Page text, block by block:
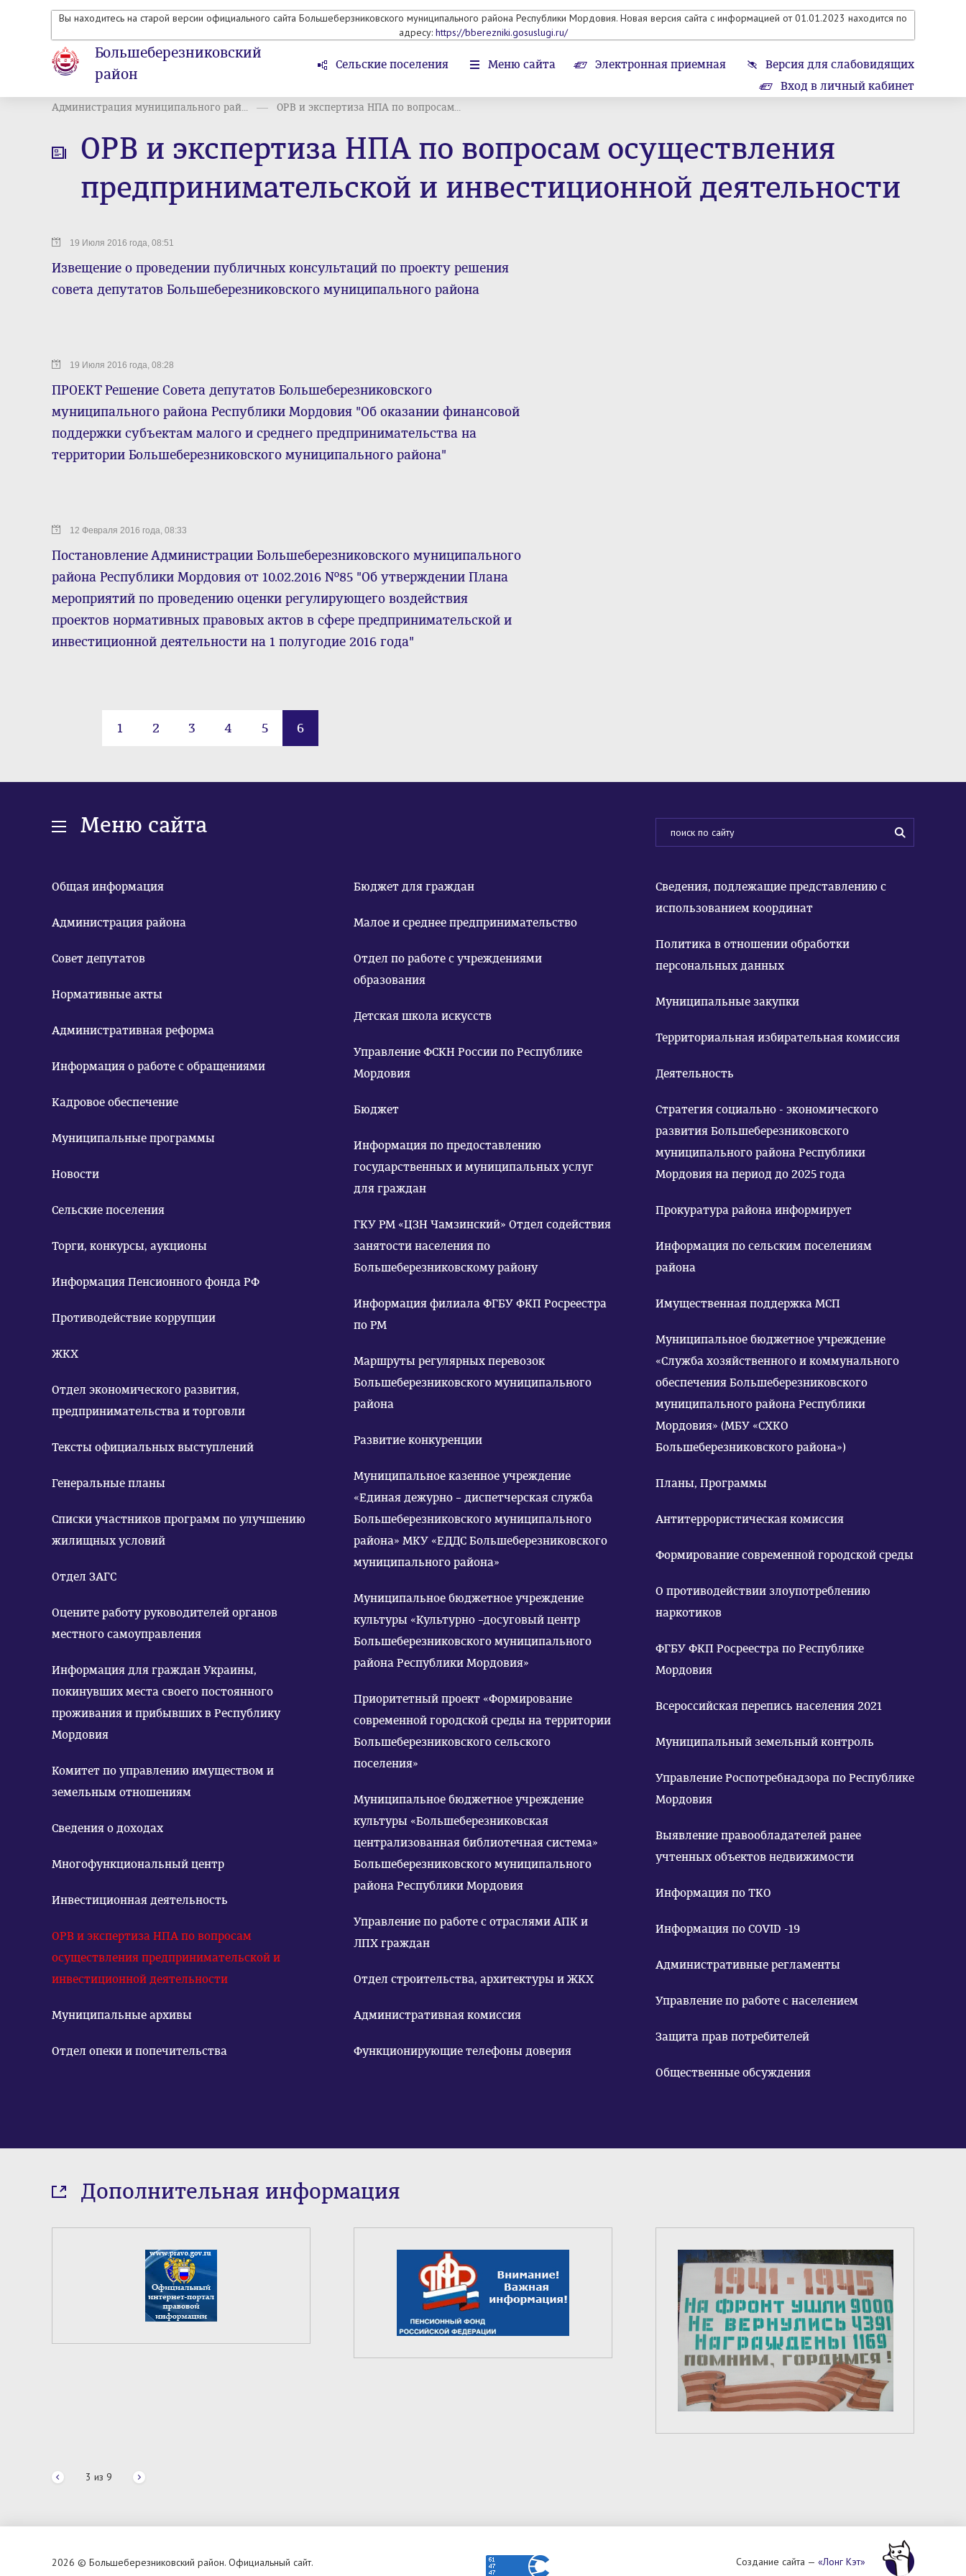
Вы находитесь на старой версии официального сайта Большеберзниковского муниципального района Республики Мордовия. Новая версия сайта с информацией от 01.01.2023 находится по
адресу: https://bberezniki.gosuslugi.ru/
Большеберезниковский
район
Сельские поселения Меню сайта Электронная приемная
Версия для слабовидящих
Вход в личный кабинет
Администрация муниципального рай... ОРВ и экспертиза НПА по вопросам...
ОРВ и экспертиза НПА по вопросам осуществления
предпринимательской и инвестиционной деятельности
19 Июля 2016 года, 08:51
Извещение о проведении публичных консультаций по проекту решения
совета депутатов Большеберезниковского муниципального района
19 Июля 2016 года, 08:28
ПРОЕКТ Решение Совета депутатов Большеберезниковского
муниципального района Республики Мордовия "Об оказании финансовой
поддержки субъектам малого и среднего предпринимательства на
территории Большеберезниковского муниципального района"
12 Февраля 2016 года, 08:33
Постановление Администрации Большеберезниковского муниципального
района Республики Мордовия от 10.02.2016 №85 "Об утверждении Плана
мероприятий по проведению оценки регулирующего воздействия
проектов нормативных правовых актов в сфере предпринимательской и
инвестиционной деятельности на 1 полугодие 2016 года"
1 2 3 4 5 6
Меню сайта
Общая информация
Администрация района
Совет депутатов
Нормативные акты
Административная реформа
Информация о работе с обращениями
Кадровое обеспечение
Муниципальные программы
Новости
Сельские поселения
Торги, конкурсы, аукционы
Информация Пенсионного фонда РФ
Противодействие коррупции
ЖКХ
Отдел экономического развития,
предпринимательства и торговли
Тексты официальных выступлений
Генеральные планы
Списки участников программ по улучшению
жилищных условий
Отдел ЗАГС
Оцените работу руководителей органов
местного самоуправления
Информация для граждан Украины,
покинувших места своего постоянного
проживания и прибывших в Республику
Мордовия
Комитет по управлению имуществом и
земельным отношениям
Сведения о доходах
Многофункциональный центр
Инвестиционная деятельность
ОРВ и экспертиза НПА по вопросам
осуществления предпринимательской и
инвестиционной деятельности
Муниципальные архивы
Отдел опеки и попечительства
Бюджет для граждан
Малое и среднее предпринимательство
Отдел по работе с учреждениями
образования
Детская школа искусств
Управление ФСКН России по Республике
Мордовия
Бюджет
Информация по предоставлению
государственных и муниципальных услуг
для граждан
ГКУ РМ «ЦЗН Чамзинский» Отдел содействия
занятости населения по
Большеберезниковскому району
Информация филиала ФГБУ ФКП Росреестра
по РМ
Маршруты регулярных перевозок
Большеберезниковского муниципального
района
Развитие конкуренции
Муниципальное казенное учреждение
«Единая дежурно – диспетчерская служба
Большеберезниковского муниципального
района» МКУ «ЕДДС Большеберезниковского
муниципального района»
Муниципальное бюджетное учреждение
культуры «Культурно –досуговый центр
Большеберезниковского муниципального
района Республики Мордовия»
Приоритетный проект «Формирование
современной городской среды на территории
Большеберезниковского сельского
поселения»
Муниципальное бюджетное учреждение
культуры «Большеберезниковская
централизованная библиотечная система»
Большеберезниковского муниципального
района Республики Мордовия
Управление по работе с отраслями АПК и
ЛПХ граждан
Отдел строительства, архитектуры и ЖКХ
Административная комиссия
Функционирующие телефоны доверия
Сведения, подлежащие представлению с
использованием координат
Политика в отношении обработки
персональных данных
Муниципальные закупки
Территориальная избирательная комиссия
Деятельность
Стратегия социально - экономического
развития Большеберезниковского
муниципального района Республики
Мордовия на период до 2025 года
Прокуратура района информирует
Информация по сельским поселениям
района
Имущественная поддержка МСП
Муниципальное бюджетное учреждение
«Служба хозяйственного и коммунального
обеспечения Большеберезниковского
муниципального района Республики
Мордовия» (МБУ «СХКО
Большеберезниковского района»)
Планы, Программы
Антитеррористическая комиссия
Формирование современной городской среды
О противодействии злоупотреблению
наркотиков
ФГБУ ФКП Росреестра по Республике
Мордовия
Всероссийская перепись населения 2021
Муниципальный земельный контроль
Управление Роспотребнадзора по Республике
Мордовия
Выявление правообладателей ранее
учтенных объектов недвижимости
Информация по ТКО
Информация по COVID -19
Административные регламенты
Управление по работе с населением
Защита прав потребителей
Общественные обсуждения
Дополнительная информация
3 из 9
2026 © Большеберезниковский район. Официальный сайт. Создание сайта — «Лонг Кэт»